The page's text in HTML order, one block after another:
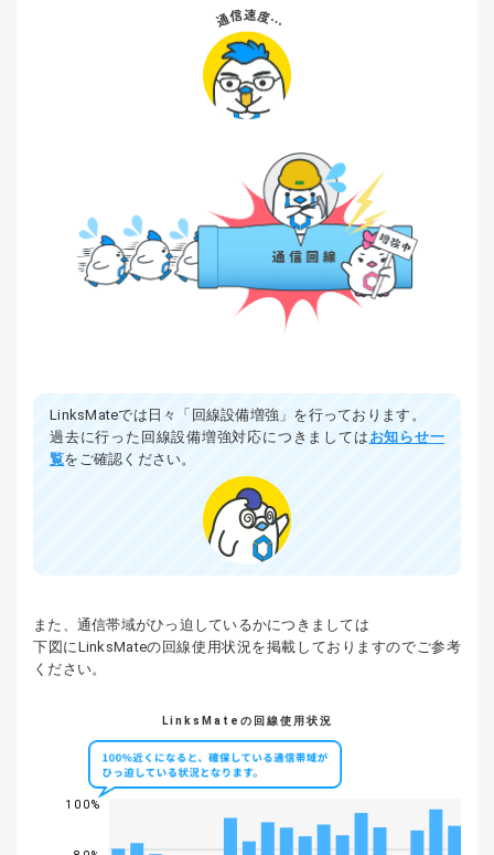
LinksMateでは日々「回線設備増強」を行っております。
過去に行った回線設備増強対応につきましては お知らせ一
覧をご確認ください。
また、通信帯域がひっ迫しているかにつきましては
下図にLinksMateの回線使用状況を掲載しておりますのでご参考
ください。
LinksMateの回線使用状況
100%